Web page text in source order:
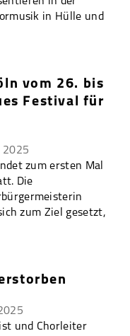
in Hülle und
vom 26. bis
Festival für
2025
zum ersten Mal
Die
zum Ziel gesetzt,
und Chorleiter